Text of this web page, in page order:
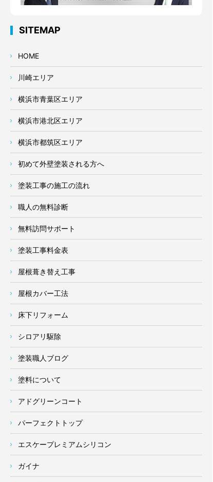
SITEMAP
HOME
川崎エリア
横浜市青葉区エリア
横浜市港北区エリア
横浜市都筑区エリア
初めて外壁塗装される方へ
塗装工事の施工の流れ
職人の無料診断
無料訪問サポート
塗装工事料金表
屋根葺き替え工事
屋根カバー工法
床下リフォーム
シロアリ駆除
塗装職人ブログ
塗料について
アドグリーンコート
パーフェクトトップ
エスケープレミアムシリコン
ガイナ